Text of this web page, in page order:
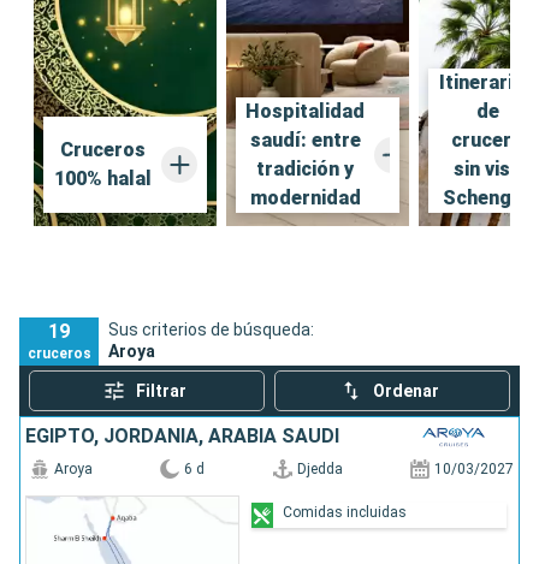
Cruceros
100% halal
Hospitalidad
saudí: entre
tradición y
modernidad
Itinerarios
de
crucero
sin visa
Schengen
19
cruceros
Sus criterios de búsqueda:
Aroya
Filtrar Ordenar
EGIPTO, JORDANIA, ARABIA SAUDÍ
Aroya 6 d Djedda 10/03/2027
Comidas incluidas